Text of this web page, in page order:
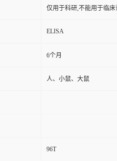
仅用于科研,不能用于临
ELISA
6个月
人、小鼠、大鼠
96T